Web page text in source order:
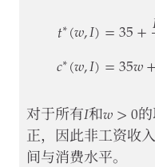
𝑡∗(𝑤,𝐼)
𝑐∗(𝑤,𝐼)
=35+
=35𝑤+
∗( ,I) 35+
对于所有𝐼和𝑤>0
正，因此非工资收
间与消费水平。